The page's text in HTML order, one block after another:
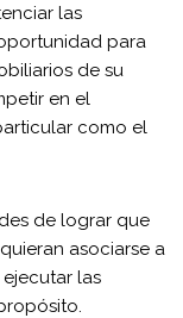
las
para
de su
en el
como el
de lograr que
asociarse a
las